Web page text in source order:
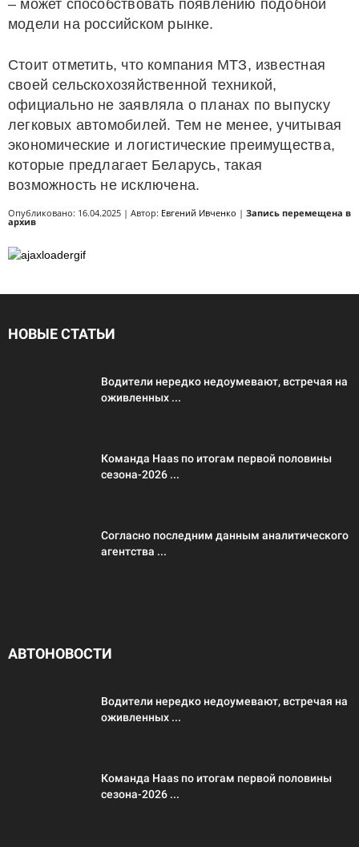
– может способствовать появлению подобной
модели на российском рынке.
Стоит отметить, что компания МТЗ, известная
своей сельскохозяйственной техникой,
официально не заявляла о планах по выпуску
легковых автомобилей. Тем не менее, учитывая
экономические и логистические преимущества,
которые предлагает Беларусь, такая
возможность не исключена.
Опубликовано: 16.04.2025 | Автор: Евгений Ивченко | Запись перемещена в
архив
НОВЫЕ СТАТЬИ
Водители нередко недоумевают, встречая на
оживленных ...
Команда Haas по итогам первой половины
сезона-2026 ...
Согласно последним данным аналитического
агентства ...
АВТОНОВОСТИ
Водители нередко недоумевают, встречая на
оживленных ...
Команда Haas по итогам первой половины
сезона-2026 ...